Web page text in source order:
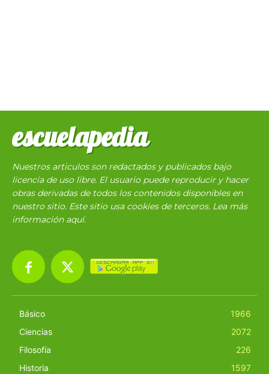
escuelapedia
Nuestros articulos son redactados y publicados bajo
licencia de uso libre. El usuario puede reproducir y hacer
obras derivadas de todos los contenidos disponibles en
nuestro sitio. Este sitio usa cookies de terceros. Lea más
información aquí.
Básico
1966
Ciencias
2072
Filosofía
226
Historia
1597